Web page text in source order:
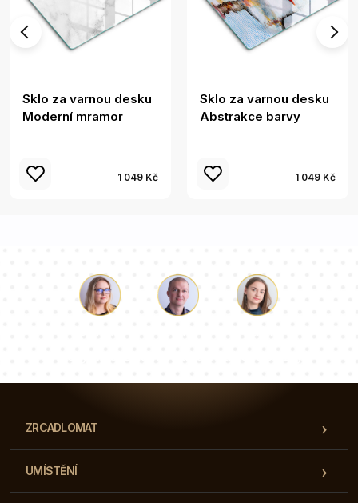
Sklo za varnou desku
Moderní mramor
1 049 Kč
Sklo za varnou desku
Abstrakce barvy
1 049 Kč
ZRCADLOMAT
UMÍSTĚNÍ